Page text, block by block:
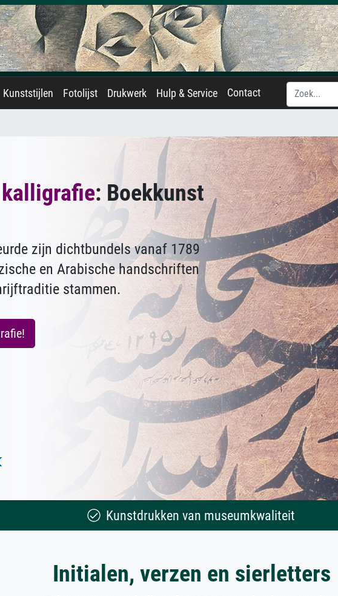
Kunststijlen Fotolijst Drukwerk Hulp & Service Contact
: Boekkunst
zijn dichtbundels vanaf 1789
en Arabische handschriften
stammen.
Kunstdrukken van museumkwaliteit
Initialen, verzen en sierletters